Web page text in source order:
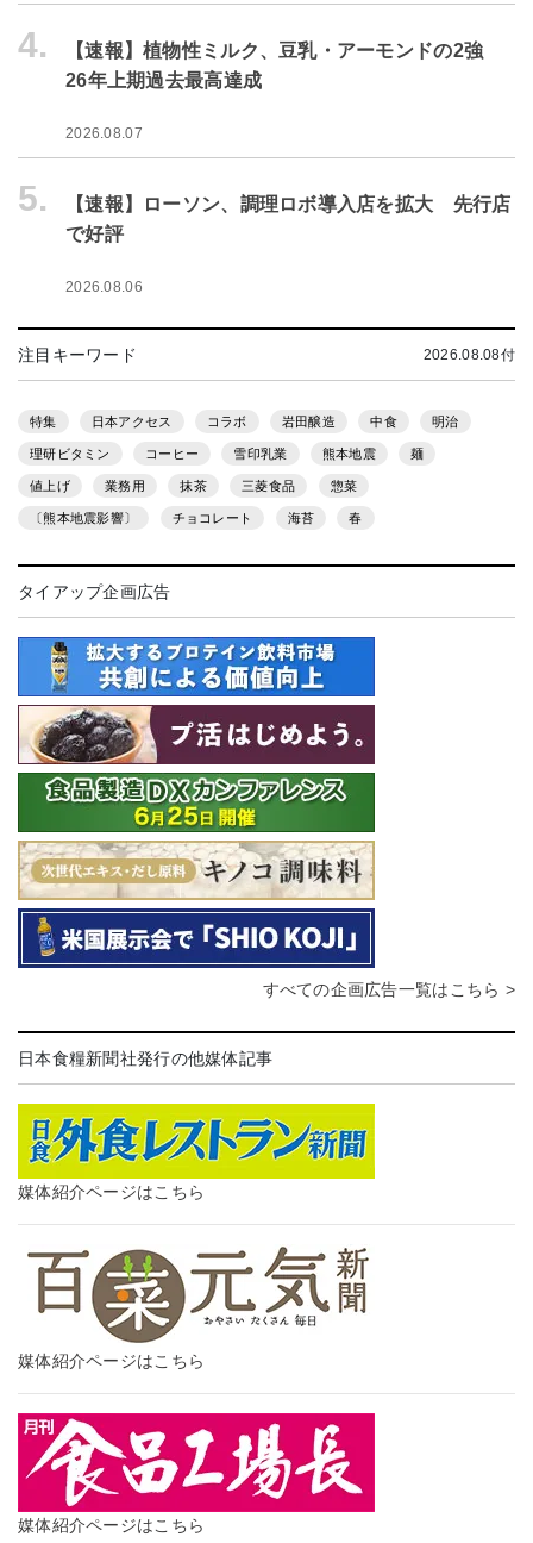
4.
【速報】植物性ミルク、豆乳・アーモンドの2強
26年上期過去最高達成
2026.08.07
5.
【速報】ローソン、調理ロボ導入店を拡大 先行店
で好評
2026.08.06
注目キーワード 2026.08.08付
特集 日本アクセス コラボ 岩田醸造 中食 明治
理研ビタミン コーヒー 雪印乳業 熊本地震 麺
値上げ 業務用 抹茶 三菱食品 惣菜
〔熊本地震影響〕 チョコレート 海苔 春
タイアップ企画広告
すべての企画広告一覧はこちら >
日本食糧新聞社発行の他媒体記事
媒体紹介ページはこちら
媒体紹介ページはこちら
媒体紹介ページはこちら